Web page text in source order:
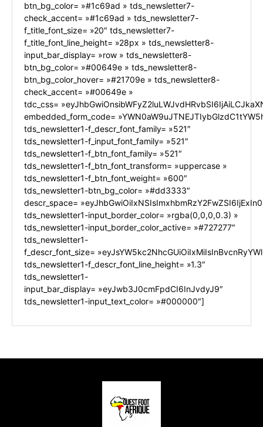
btn_bg_color= »#1c69ad » tds_newsletter7-
check_accent= »#1c69ad » tds_newsletter7-
f_title_font_size= »20″ tds_newsletter7-
f_title_font_line_height= »28px » tds_newsletter8-
input_bar_display= »row » tds_newsletter8-
btn_bg_color= »#00649e » tds_newsletter8-
btn_bg_color_hover= »#21709e » tds_newsletter8-
check_accent= »#00649e »
tdc_css=
embedded_form_code=
tds_newsletter1-f_descr_font_family= »521″
tds_newsletter1-f_input_font_family= »521″
tds_newsletter1-f_btn_font_family= »521″
tds_newsletter1-f_btn_font_transform= »uppercase »
tds_newsletter1-f_btn_font_weight= »600″
tds_newsletter1-btn_bg_color= »#dd3333″
descr_space=
tds_newsletter1-input_border_color= »rgba(0,0,0,0.3) »
tds_newsletter1-input_border_color_active= »#727277″
tds_newsletter1-
f_descr_font_size=
tds_newsletter1-f_descr_font_line_height= »1.3″
tds_newsletter1-
input_bar_display= »eyJwb3J0cmFpdCI6InJvdyJ9″
tds_newsletter1-input_text_color= »#000000″]